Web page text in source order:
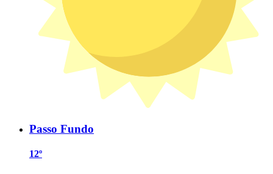
Passo Fundo
12º